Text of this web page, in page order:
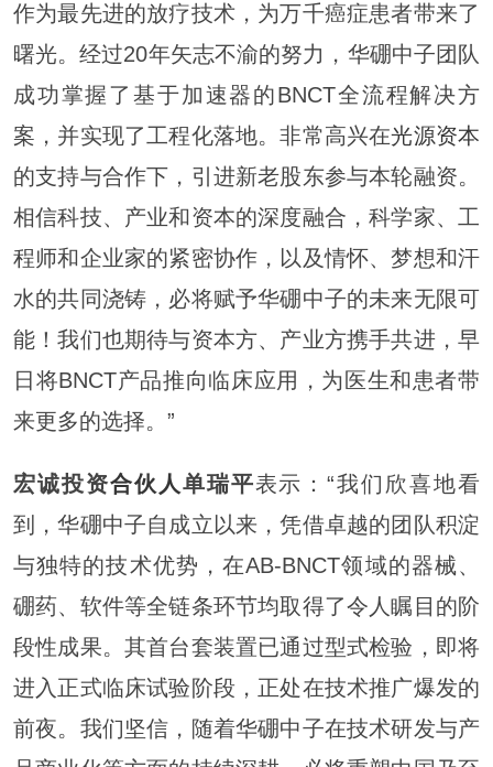
作为最先进的放疗技术，为万千癌症患者带来了
曙光。经过20年矢志不渝的努力，华硼中子团队
成功掌握了基于加速器的BNCT全流程解决方
案，并实现了工程化落地。非常高兴在光源资本
的支持与合作下，引进新老股东参与本轮融资。
相信科技、产业和资本的深度融合，科学家、工
程师和企业家的紧密协作，以及情怀、梦想和汗
水的共同浇铸，必将赋予华硼中子的未来无限可
能！我们也期待与资本方、产业方携手共进，早
日将BNCT产品推向临床应用，为医生和患者带
来更多的选择。”
宏诚投资合伙人单瑞平表示：“我们欣喜地看
到，华硼中子自成立以来，凭借卓越的团队积淀
与独特的技术优势，在AB-BNCT领域的器械、
硼药、软件等全链条环节均取得了令人瞩目的阶
段性成果。其首台套装置已通过型式检验，即将
进入正式临床试验阶段，正处在技术推广爆发的
前夜。我们坚信，随着华硼中子在技术研发与产